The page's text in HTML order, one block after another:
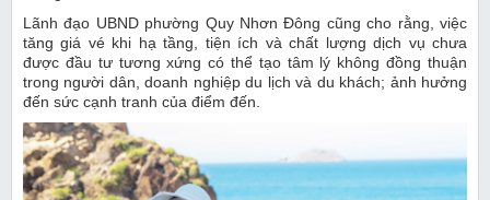
Lãnh đạo UBND phường Quy Nhơn Đông cũng cho rằng, việc
tăng giá vé khi hạ tầng, tiện ích và chất lượng dịch vụ chưa
được đầu tư tương xứng có thể tạo tâm lý không đồng thuận
trong người dân, doanh nghiệp du lịch và du khách; ảnh hưởng
đến sức cạnh tranh của điểm đến.